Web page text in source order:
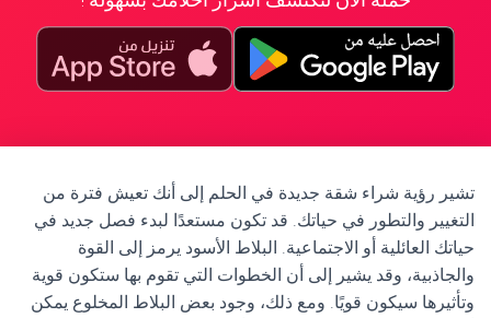
تشير رؤية شراء شقة جديدة في الحلم إلى أنك تعيش فترة من
التغيير والتطور في حياتك. قد تكون مستعدًا لبدء فصل جديد في
حياتك العائلية أو الاجتماعية. البلاط الأسود يرمز إلى القوة
والجاذبية، وقد يشير إلى أن الخطوات التي تقوم بها ستكون قوية
وتأثيرها سيكون قويًا. ومع ذلك، وجود بعض البلاط المخلوع يمكن